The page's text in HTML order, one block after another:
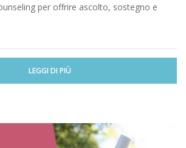
per offrire ascolto, sostegno e
LEGGI DI PIÙ